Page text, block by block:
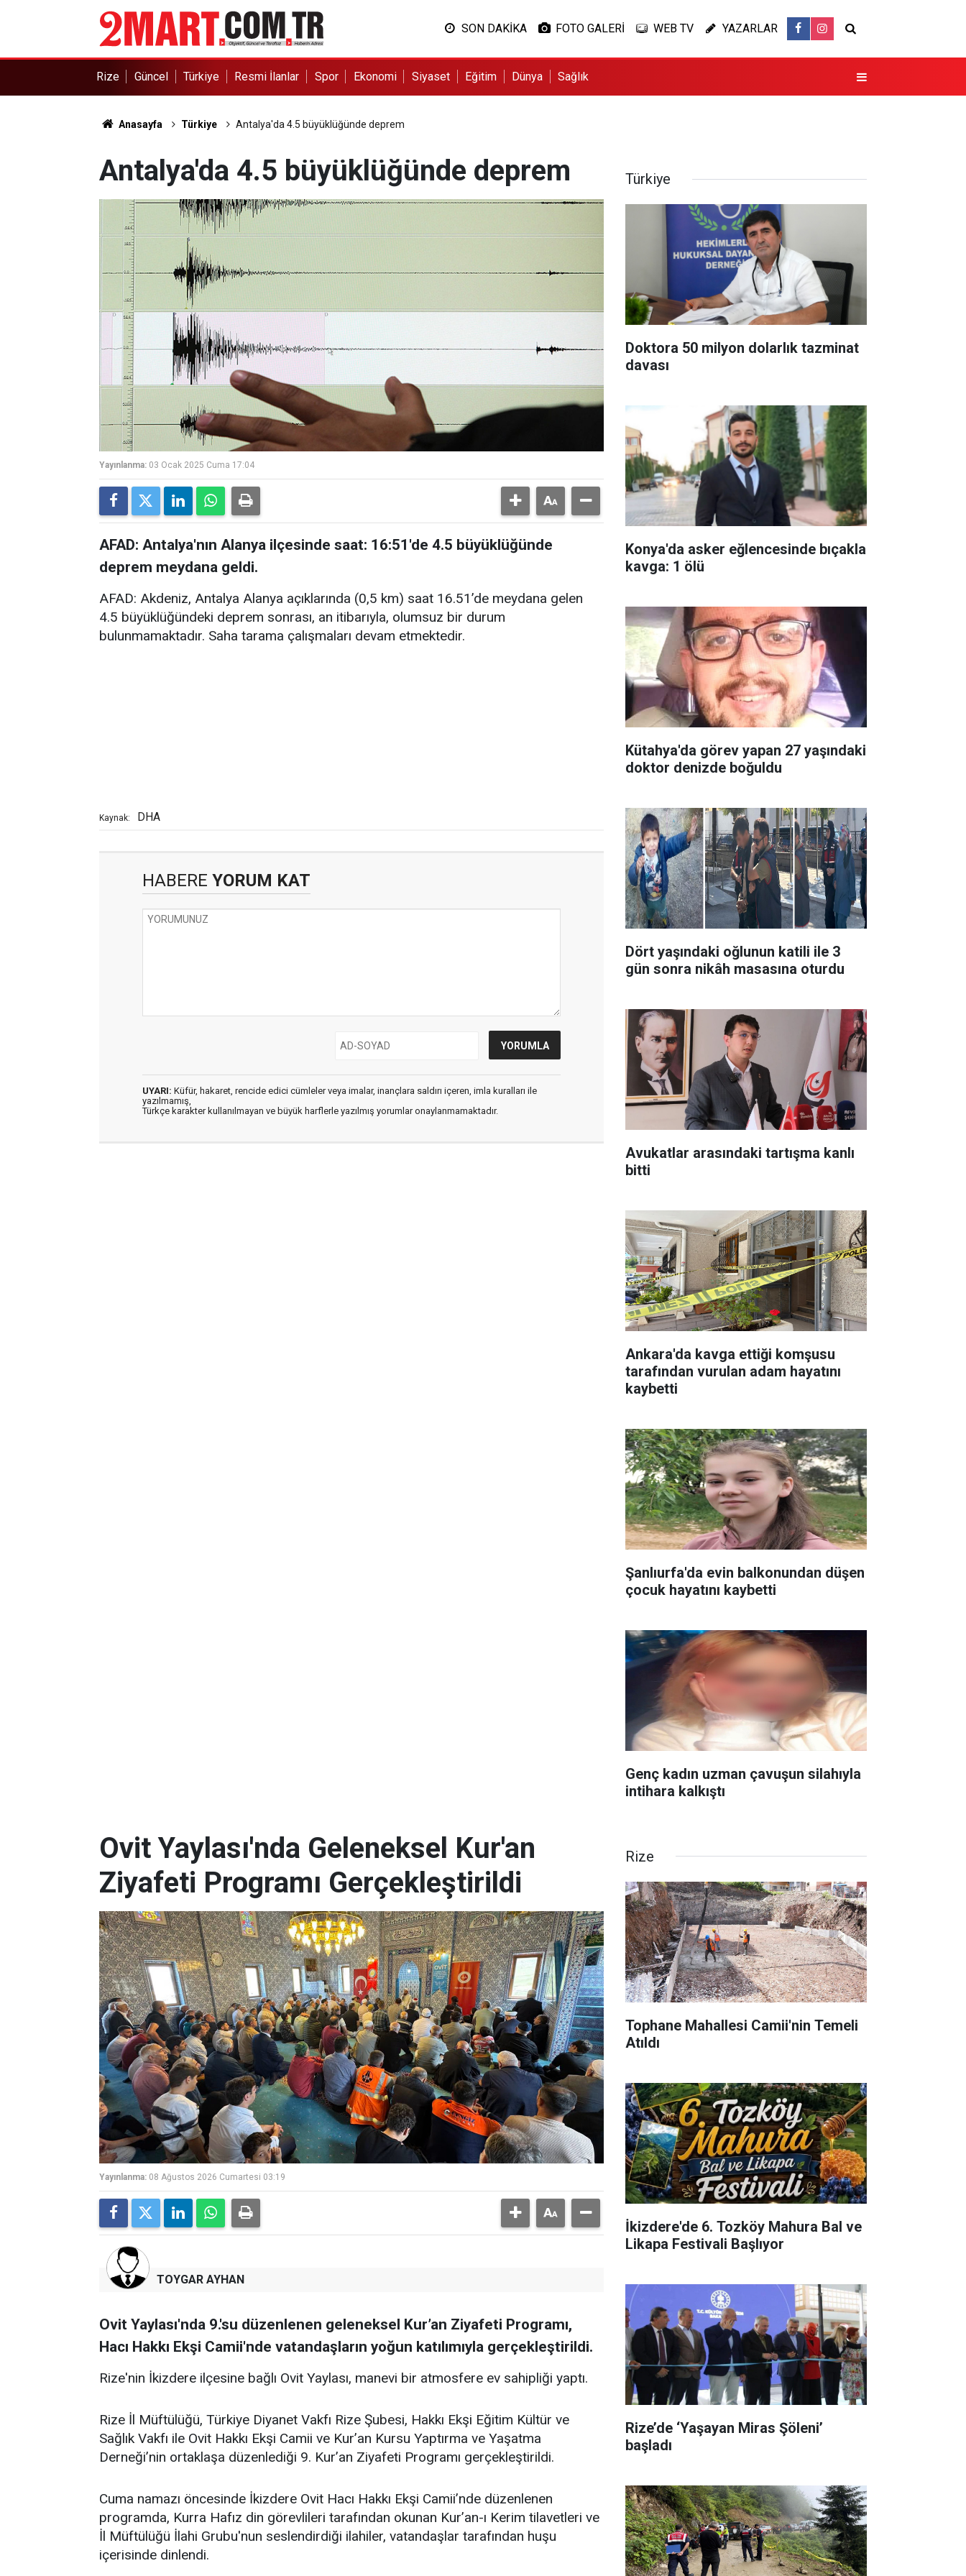
SON DAKİKA FOTO GALERİ WEB TV YAZARLAR
Rize Güncel Türkiye Resmi İlanlar Spor Ekonomi Siyaset Eğitim Dünya Sağlık
Anasayfa Türkiye Antalya'da 4.5 büyüklüğünde deprem
Antalya'da 4.5 büyüklüğünde deprem
Yayınlanma: 03 Ocak 2025 Cuma 17:04
AFAD: Antalya'nın Alanya ilçesinde saat: 16:51'de 4.5 büyüklüğünde
deprem meydana geldi.
AFAD: Akdeniz, Antalya Alanya açıklarında (0,5 km) saat 16.51’de meydana gelen
4.5 büyüklüğündeki deprem sonrası, an itibarıyla, olumsuz bir durum
bulunmamaktadır. Saha tarama çalışmaları devam etmektedir.
Kaynak: DHA
HABERE YORUM KAT
UYARI: Küfür, hakaret, rencide edici cümleler veya imalar, inançlara saldırı içeren, imla kuralları ile
yazılmamış,
Türkçe karakter kullanılmayan ve büyük harflerle yazılmış yorumlar onaylanmamaktadır.
Türkiye
Doktora 50 milyon dolarlık tazminat
davası
Konya'da asker eğlencesinde bıçakla
kavga: 1 ölü
Kütahya'da görev yapan 27 yaşındaki
doktor denizde boğuldu
Dört yaşındaki oğlunun katili ile 3
gün sonra nikâh masasına oturdu
Avukatlar arasındaki tartışma kanlı
bitti
Ankara'da kavga ettiği komşusu
tarafından vurulan adam hayatını
kaybetti
Şanlıurfa'da evin balkonundan düşen
çocuk hayatını kaybetti
Genç kadın uzman çavuşun silahıyla
intihara kalkıştı
Ovit Yaylası'nda Geleneksel Kur'an
Ziyafeti Programı Gerçekleştirildi
Yayınlanma: 08 Ağustos 2026 Cumartesi 03:19
TOYGAR AYHAN
Ovit Yaylası'nda 9.'su düzenlenen geleneksel Kur’an Ziyafeti Programı,
Hacı Hakkı Ekşi Camii'nde vatandaşların yoğun katılımıyla gerçekleştirildi.
Rize'nin İkizdere ilçesine bağlı Ovit Yaylası, manevi bir atmosfere ev sahipliği yaptı.
Rize İl Müftülüğü, Türkiye Diyanet Vakfı Rize Şubesi, Hakkı Ekşi Eğitim Kültür ve
Sağlık Vakfı ile Ovit Hakkı Ekşi Camii ve Kur’an Kursu Yaptırma ve Yaşatma
Derneği’nin ortaklaşa düzenlediği 9. Kur’an Ziyafeti Programı gerçekleştirildi.
Cuma namazı öncesinde İkizdere Ovit Hacı Hakkı Ekşi Camii’nde düzenlenen
programda, Kurra Hafız din görevlileri tarafından okunan Kur’an-ı Kerim tilavetleri ve
İl Müftülüğü İlahi Grubu'nun seslendirdiği ilahiler, vatandaşlar tarafından huşu
içerisinde dinlendi.
Rize
Tophane Mahallesi Camii'nin Temeli
Atıldı
İkizdere'de 6. Tozköy Mahura Bal ve
Likapa Festivali Başlıyor
Rize’de ‘Yaşayan Miras Şöleni’
başladı